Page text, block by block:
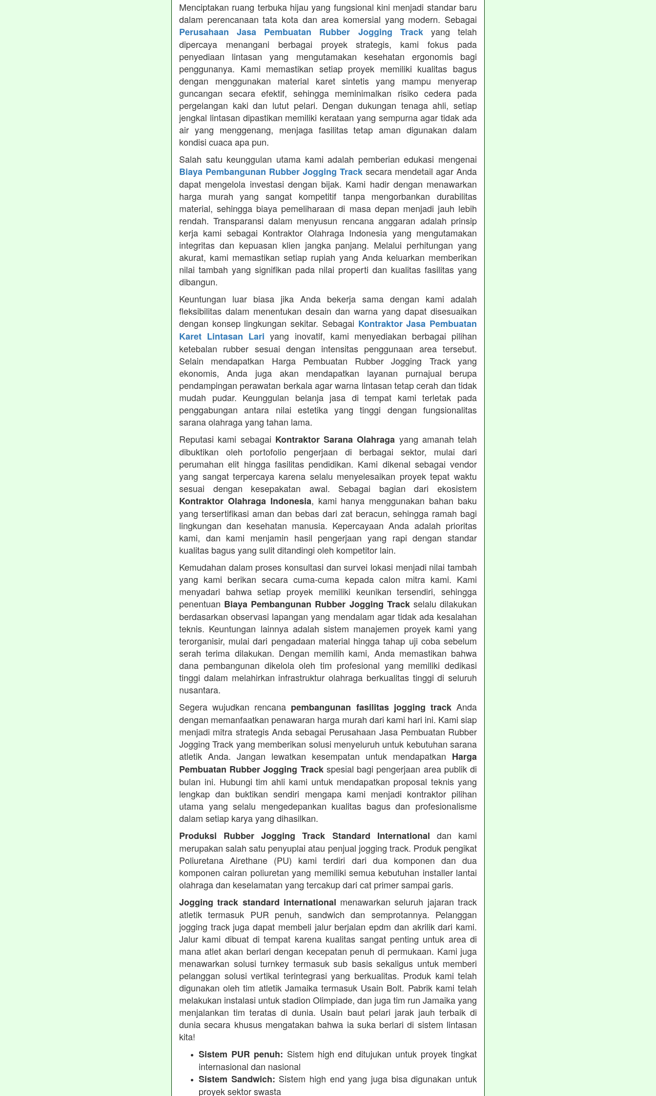
Menciptakan ruang terbuka hijau yang fungsional kini menjadi standar baru
dalam perencanaan tata kota dan area komersial yang modern. Sebagai
Perusahaan Jasa Pembuatan Rubber Jogging Trackyang telah
dipercaya menangani berbagai proyek strategis, kami fokus pada
penyediaan lintasan yang mengutamakan kesehatan ergonomis bagi
penggunanya. Kami memastikan setiap proyek memiliki kualitas bagus
dengan menggunakan material karet sintetis yang mampu menyerap
guncangan secara efektif, sehingga meminimalkan risiko cedera pada
pergelangan kaki dan lutut pelari. Dengan dukungan tenaga ahli, setiap
jengkal lintasan dipastikan memiliki kerataan yang sempurna agar tidak ada
air yang menggenang, menjaga fasilitas tetap aman digunakan dalam
kondisi cuaca apa pun.
Salah satu keunggulan utama kami adalah pemberian edukasi mengenai
Biaya Pembangunan Rubber Jogging Track secara mendetail agar Anda
dapat mengelola investasi dengan bijak. Kami hadir dengan menawarkan
harga murah yang sangat kompetitif tanpa mengorbankan durabilitas
material, sehingga biaya pemeliharaan di masa depan menjadi jauh lebih
rendah. Transparansi dalam menyusun rencana anggaran adalah prinsip
kerja kami sebagai Kontraktor Olahraga Indonesia yang mengutamakan
integritas dan kepuasan klien jangka panjang. Melalui perhitungan yang
akurat, kami memastikan setiap rupiah yang Anda keluarkan memberikan
nilai tambah yang signifikan pada nilai properti dan kualitas fasilitas yang
dibangun.
Keuntungan luar biasa jika Anda bekerja sama dengan kami adalah
fleksibilitas dalam menentukan desain dan warna yang dapat disesuaikan
dengan konsep lingkungan sekitar. Sebagai Kontraktor Jasa Pembuatan
Karet Lintasan Lari yang inovatif, kami menyediakan berbagai pilihan
ketebalan rubber sesuai dengan intensitas penggunaan area tersebut.
Selain mendapatkan Harga Pembuatan Rubber Jogging Track yang
ekonomis, Anda juga akan mendapatkan layanan purnajual berupa
pendampingan perawatan berkala agar warna lintasan tetap cerah dan tidak
mudah pudar. Keunggulan belanja jasa di tempat kami terletak pada
penggabungan antara nilai estetika yang tinggi dengan fungsionalitas
sarana olahraga yang tahan lama.
Reputasi kami sebagai Kontraktor Sarana Olahraga yang amanah telah
dibuktikan oleh portofolio pengerjaan di berbagai sektor, mulai dari
perumahan elit hingga fasilitas pendidikan. Kami dikenal sebagai vendor
yang sangat terpercaya karena selalu menyelesaikan proyek tepat waktu
sesuai dengan kesepakatan awal. Sebagai bagian dari ekosistem
Kontraktor Olahraga Indonesia, kami hanya menggunakan bahan baku
yang tersertifikasi aman dan bebas dari zat beracun, sehingga ramah bagi
lingkungan dan kesehatan manusia. Kepercayaan Anda adalah prioritas
kami, dan kami menjamin hasil pengerjaan yang rapi dengan standar
kualitas bagus yang sulit ditandingi oleh kompetitor lain.
Kemudahan dalam proses konsultasi dan survei lokasi menjadi nilai tambah
yang kami berikan secara cuma-cuma kepada calon mitra kami. Kami
menyadari bahwa setiap proyek memiliki keunikan tersendiri, sehingga
penentuan Biaya Pembangunan Rubber Jogging Trackselalu dilakukan
berdasarkan observasi lapangan yang mendalam agar tidak ada kesalahan
teknis. Keuntungan lainnya adalah sistem manajemen proyek kami yang
terorganisir, mulai dari pengadaan material hingga tahap uji coba sebelum
serah terima dilakukan. Dengan memilih kami, Anda memastikan bahwa
dana pembangunan dikelola oleh tim profesional yang memiliki dedikasi
tinggi dalam melahirkan infrastruktur olahraga berkualitas tinggi di seluruh
nusantara.
Segera wujudkan rencana pembangunan fasilitas jogging trackAnda
dengan memanfaatkan penawaran harga murah dari kami hari ini. Kami siap
menjadi mitra strategis Anda sebagai Perusahaan Jasa Pembuatan Rubber
Jogging Track yang memberikan solusi menyeluruh untuk kebutuhan sarana
atletik Anda. Jangan lewatkan kesempatan untuk mendapatkan Harga
Pembuatan Rubber Jogging Trackspesial bagi pengerjaan area publik di
bulan ini. Hubungi tim ahli kami untuk mendapatkan proposal teknis yang
lengkap dan buktikan sendiri mengapa kami menjadi kontraktor pilihan
utama yang selalu mengedepankan kualitas bagus dan profesionalisme
dalam setiap karya yang dihasilkan.
Produksi Rubber Jogging Track Standard International dan kami
merupakan salah satu penyuplai atau penjual jogging track. Produk pengikat
Poliuretana Airethane (PU) kami terdiri dari dua komponen dan dua
komponen cairan poliuretan yang memiliki semua kebutuhan installer lantai
olahraga dan keselamatan yang tercakup dari cat primer sampai garis.
Jogging track standard international menawarkan seluruh jajaran track
atletik termasuk PUR penuh, sandwich dan semprotannya. Pelanggan
jogging track juga dapat membeli jalur berjalan epdm dan akrilik dari kami.
Jalur kami dibuat di tempat karena kualitas sangat penting untuk area di
mana atlet akan berlari dengan kecepatan penuh di permukaan. Kami juga
menawarkan solusi turnkey termasuk sub basis sekaligus untuk memberi
pelanggan solusi vertikal terintegrasi yang berkualitas. Produk kami telah
digunakan oleh tim atletik Jamaika termasuk Usain Bolt. Pabrik kami telah
melakukan instalasi untuk stadion Olimpiade, dan juga tim run Jamaika yang
menjalankan tim teratas di dunia. Usain baut pelari jarak jauh terbaik di
dunia secara khusus mengatakan bahwa ia suka berlari di sistem lintasan
kita!
Sistem PUR penuh: Sistem high end ditujukan untuk proyek tingkat
internasional dan nasional
Sistem Sandwich: Sistem high end yang juga bisa digunakan untuk
proyek sektor swasta